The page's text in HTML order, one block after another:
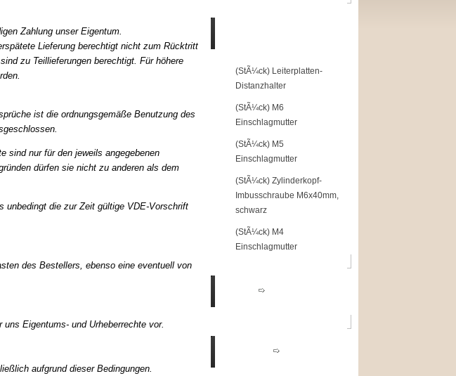
Zahlung unser Eigentum.
Lieferung berechtigt nicht zum Rücktritt
zu Teillieferungen berechtigt. Für höhere
ist die ordnungsgemäße Benutzung des
sind nur für den jeweils angegebenen
dürfen sie nicht zu anderen als dem
unbedingt die zur Zeit gültige VDE-Vorschrift
des Bestellers, ebenso eine eventuell von
Eigentums- und Urheberrechte vor.
aufgrund dieser Bedingungen.
(StÃ¼ck) Leiterplatten-
Distanzhalter
(StÃ¼ck) M6
Einschlagmutter
(StÃ¼ck) M5
Einschlagmutter
(StÃ¼ck) Zylinderkopf-
Imbusschraube M6x40mm,
schwarz
(StÃ¼ck) M4
Einschlagmutter